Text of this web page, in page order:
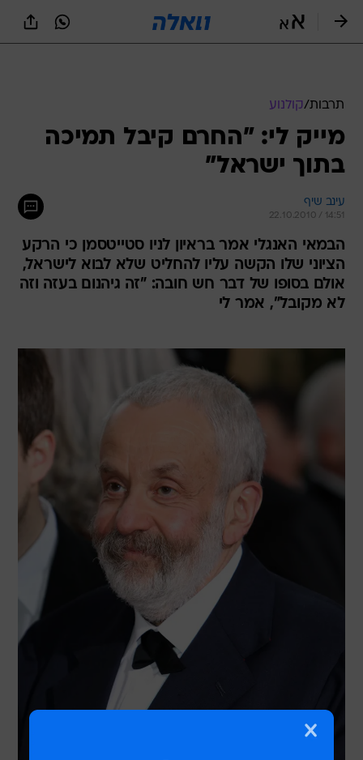
תרבות/קולנוע
מייק לי: "החרם קיבל תמיכה
בתוך ישראל"
עינב שיף
22.10.2010 / 14:51
הבמאי האנגלי אמר בראיון לניו סטייטסמן כי הרקע
הציוני שלו הקשה עליו להחליט שלא לבוא לישראל,
אולם בסופו של דבר חש חובה: "זה גיהנום בעזה וזה
לא מקובל", אמר לי